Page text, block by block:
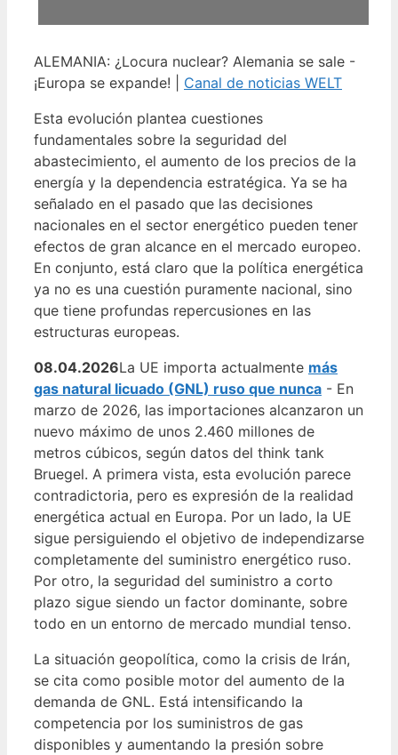
ALEMANIA: ¿Locura nuclear? Alemania se sale -
¡Europa se expande! | Canal de noticias WELT
Esta evolución plantea cuestiones
fundamentales sobre la seguridad del
abastecimiento, el aumento de los precios de la
energía y la dependencia estratégica. Ya se ha
señalado en el pasado que las decisiones
nacionales en el sector energético pueden tener
efectos de gran alcance en el mercado europeo.
En conjunto, está claro que la política energética
ya no es una cuestión puramente nacional, sino
que tiene profundas repercusiones en las
estructuras europeas.
08.04.2026La UE importa actualmente más
gas natural licuado (GNL) ruso que nunca - En
marzo de 2026, las importaciones alcanzaron un
nuevo máximo de unos 2.460 millones de
metros cúbicos, según datos del think tank
Bruegel. A primera vista, esta evolución parece
contradictoria, pero es expresión de la realidad
energética actual en Europa. Por un lado, la UE
sigue persiguiendo el objetivo de independizarse
completamente del suministro energético ruso.
Por otro, la seguridad del suministro a corto
plazo sigue siendo un factor dominante, sobre
todo en un entorno de mercado mundial tenso.
La situación geopolítica, como la crisis de Irán,
se cita como posible motor del aumento de la
demanda de GNL. Está intensificando la
competencia por los suministros de gas
disponibles y aumentando la presión sobre